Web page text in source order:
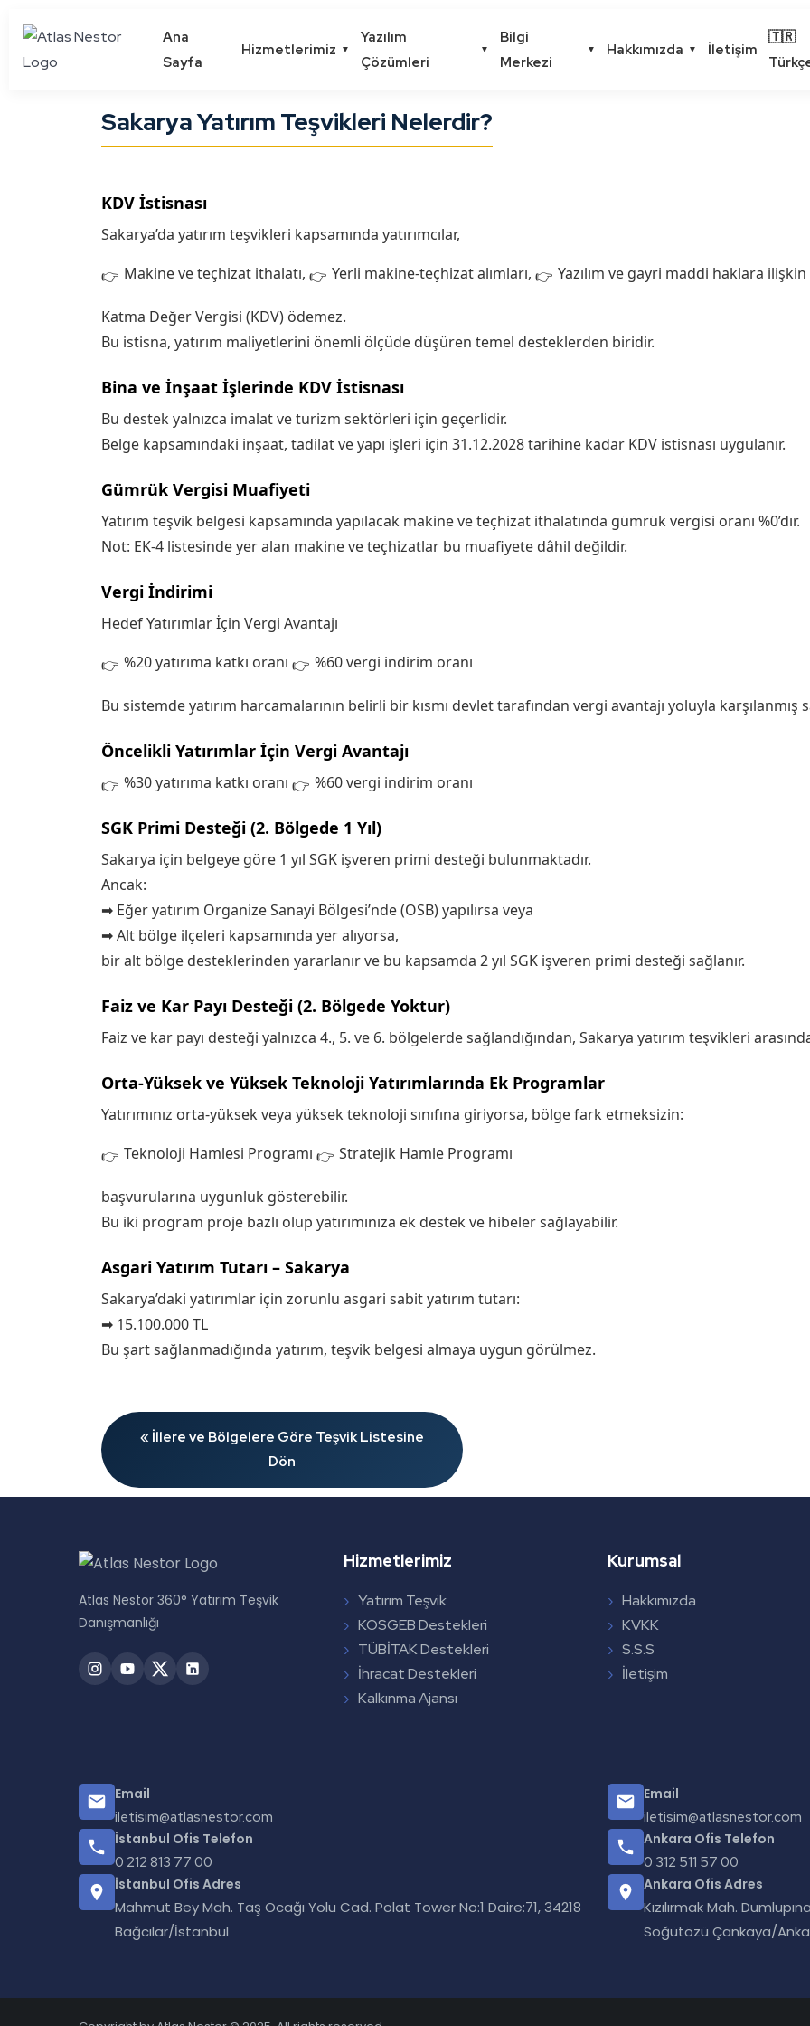
Ana
Sayfa
Hizmetlerimiz ▼
Yazılım
Çözümleri
▼
Bilgi
Merkezi
▼ Hakkımızda ▼ İletişim
🇹🇷
Sakarya Yatırım Teşvikleri Nelerdir?
KDV İstisnası
Sakarya’da yatırım teşvikleri kapsamında yatırımcılar,
Makine ve teçhizat ithalatı,
Yerli makine-teçhizat alımları, Yazılım ve gayri maddi haklara
Katma Değer Vergisi (KDV) ödemez.
Bu istisna, yatırım maliyetlerini önemli ölçüde düşüren temel desteklerden biridir.
Bina ve İnşaat İşlerinde KDV İstisnası
Bu destek yalnızca imalat ve turizm sektörleri için geçerlidir.
Belge kapsamındaki inşaat, tadilat ve yapı işleri için 31.12.2028 tarihine kadar KDV istisnası uygulanır.
Gümrük Vergisi Muafiyeti
Yatırım teşvik belgesi kapsamında yapılacak makine ve teçhizat ithalatında gümrük vergisi oranı %0’dır.
Not: EK-4 listesinde yer alan makine ve teçhizatlar bu muafiyete dâhil değildir.
Vergi İndirimi
Hedef Yatırımlar İçin Vergi Avantajı
%20 yatırıma katkı oranı
%60 vergi indirim oranı
Bu sistemde yatırım harcamalarının belirli bir kısmı devlet tarafından vergi avantajı yoluyla karşılanmış
Öncelikli Yatırımlar İçin Vergi Avantajı
%30 yatırıma katkı oranı %60 vergi indirim oranı
SGK Primi Desteği (2. Bölgede 1 Yıl)
Sakarya için belgeye göre 1 yıl SGK işveren primi desteği bulunmaktadır.
Ancak:
➡ Eğer yatırım Organize Sanayi Bölgesi’nde (OSB) yapılırsa veya
➡ Alt bölge ilçeleri kapsamında yer alıyorsa,
bir alt bölge desteklerinden yararlanır ve bu kapsamda 2 yıl SGK işveren primi desteği sağlanır.
Faiz ve Kar Payı Desteği (2. Bölgede Yoktur)
Faiz ve kar payı desteği yalnızca 4., 5. ve 6. bölgelerde sağlandığından, Sakarya yatırım teşvikleri
Orta-Yüksek ve Yüksek Teknoloji Yatırımlarında Ek Programlar
Yatırımınız orta-yüksek veya yüksek teknoloji sınıfına giriyorsa, bölge fark etmeksizin:
Teknoloji Hamlesi Programı
Stratejik Hamle Programı
başvurularına uygunluk gösterebilir.
Bu iki program proje bazlı olup yatırımınıza ek destek ve hibeler sağlayabilir.
Asgari Yatırım Tutarı – Sakarya
Sakarya’daki yatırımlar için zorunlu asgari sabit yatırım tutarı:
➡ 15.100.000 TL
Bu şart sağlanmadığında yatırım, teşvik belgesi almaya uygun görülmez.
« İllere ve Bölgelere Göre Teşvik Listesine
Dön
Atlas Nestor 360° Yatırım Teşvik
Danışmanlığı
Hizmetlerimiz
Yatırım Teşvik
KOSGEB Destekleri
TÜBİTAK Destekleri
İhracat Destekleri
Kalkınma Ajansı
Kurumsal
Hakkımızda
KVKK
S.S.S
İletişim
Email
iletisim@atlasnestor.com
İstanbul Ofis Telefon
0 212 813 77 00
İstanbul Ofis Adres
Mahmut Bey Mah. Taş Ocağı Yolu Cad. Polat Tower No:1 Daire:71, 34218
Bağcılar/İstanbul
Email
iletisim@atlasnestor.com
Ankara Ofis Telefon
0 312 511 57 00
Ankara Ofis Adres
Kızılırmak Mah.
Söğütözü Çankaya/